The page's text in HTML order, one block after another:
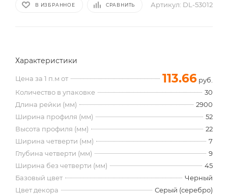
В ИЗБРАННОЕ СРАВНИТЬ Артикул: DL-53012
Характеристики
Цена за 1 п.м от 113.66 руб.
Количество в упаковке
30
Длина рейки (мм)
2900
Ширина профиля (мм)
52
Высота профиля (мм)
22
Ширина четверти (мм)
7
Глубина четверти (мм)
9
Ширина без четверти (мм)
45
Базовый цвет
Черный
Цвет декора
Серый (серебро)